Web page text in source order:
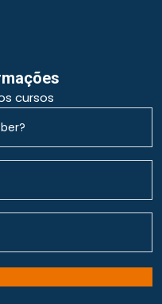
cursos